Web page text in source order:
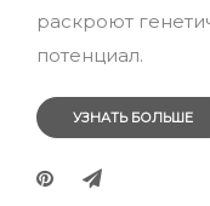
раскроют
потенциал.
УЗНАТЬ БОЛЬШЕ